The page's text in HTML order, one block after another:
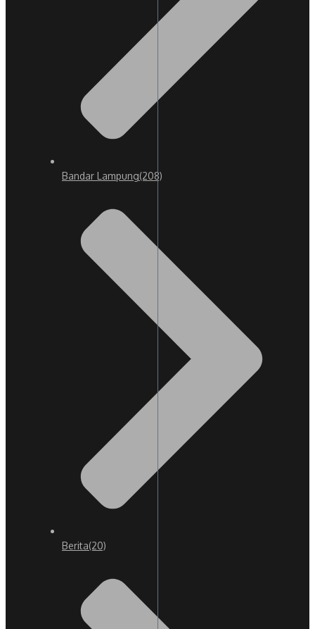
Bandar Lampung(208)
Berita(20)